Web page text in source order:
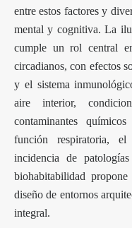
entre estos factores y
mental y cognitiva. La
cumple un rol central
circadianos, con efectos
y el sistema
aire interior,
contaminantes
función respiratoria,
incidencia de
biohabitabilidad
diseño de entornos
integral.